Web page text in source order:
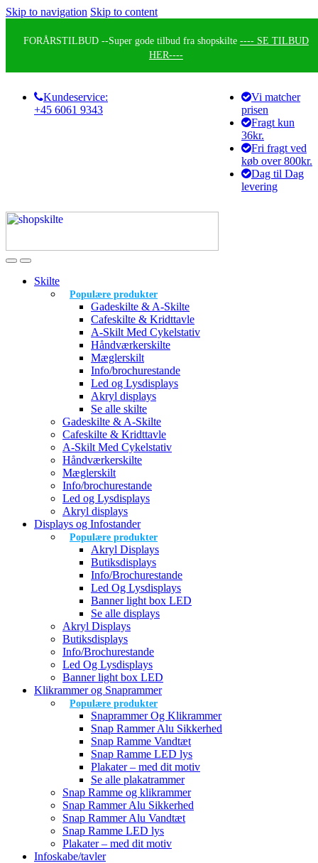
Skip to navigation Skip to content
FORÅRSTILBUD --Super gode tilbud fra shopskilte ---- SE TILBUD
HER----
Kundeservice:
+45 6061 9343
Vi matcher
prisen
Fragt kun
36kr.
Fri fragt ved
køb over 800kr.
Dag til Dag
levering
Skilte
Populære produkter
Gadeskilte & A-Skilte
Cafeskilte & Kridttavle
A-Skilt Med Cykelstativ
Håndværkerskilte
Mæglerskilt
Info/brochurestande
Led og Lysdisplays
Akryl displays
Se alle skilte
Gadeskilte & A-Skilte
Cafeskilte & Kridttavle
A-Skilt Med Cykelstativ
Håndværkerskilte
Mæglerskilt
Info/brochurestande
Led og Lysdisplays
Akryl displays
Displays og Infostander
Populære produkter
Akryl Displays
Butiksdisplays
Info/Brochurestande
Led Og Lysdisplays
Banner light box LED
Se alle displays
Akryl Displays
Butiksdisplays
Info/Brochurestande
Led Og Lysdisplays
Banner light box LED
Klikrammer og Snaprammer
Populære produkter
Snaprammer Og Klikrammer
Snap Rammer Alu Sikkerhed
Snap Ramme Vandtæt
Snap Ramme LED lys
Plakater – med dit motiv
Se alle plakatrammer
Snap Ramme og klikrammer
Snap Rammer Alu Sikkerhed
Snap Rammer Alu Vandtæt
Snap Ramme LED lys
Plakater – med dit motiv
Infoskabe/tavler